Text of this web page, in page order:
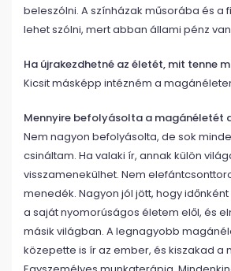
beleszólni. A színházak műsorába és a
lehet szólni, mert abban állami pénz
Ha újrakezdhetné az életét, mit tenne
Kicsit másképp intézném a
Mennyire befolyásolta a magánéletét
Nem nagyon befolyásolta, de sok
csináltam. Ha valaki ír, annak külön
visszamenekülhet. Nem
menedék. Nagyon jól jött, hogy
a saját nyomorúságos életem elől, és
másik világban. A legnagyobb
közepette is ír az ember, és kiszakad a